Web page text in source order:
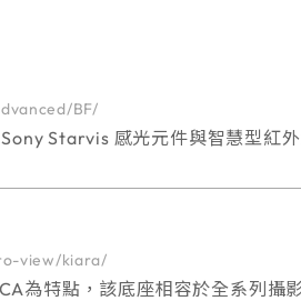
BF/
Starvis 感光元件與智慧型紅
view/kiara/
為特點，該底座相容於全系列攝